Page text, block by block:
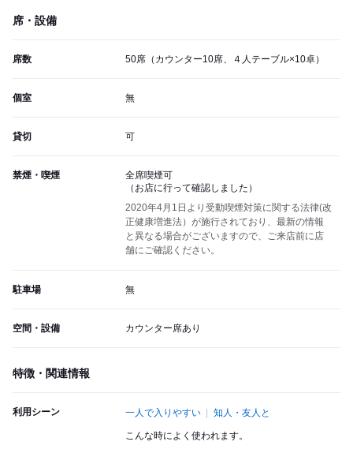
席・設備
席数 50席（カウンター10席、４人テーブル×10卓）
個室 無
貸切 可
禁煙・喫煙
全席喫煙可
（お店に行って確認しました）
2020年4月1日より受動喫煙対策に関する法律(改
正健康増進法）が施行されており、最新の情報
と異なる場合がございますので、ご来店前に店
舗にご確認ください。
駐車場 無
空間・設備 カウンター席あり
特徴・関連情報
利用シーン 一人で入りやすい 知人・友人と
こんな時によく使われます。